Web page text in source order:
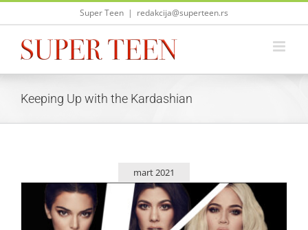
Skip
Super Teen | redakcija@superteen.rs
Keeping Up with the Kardashian
mart 2021